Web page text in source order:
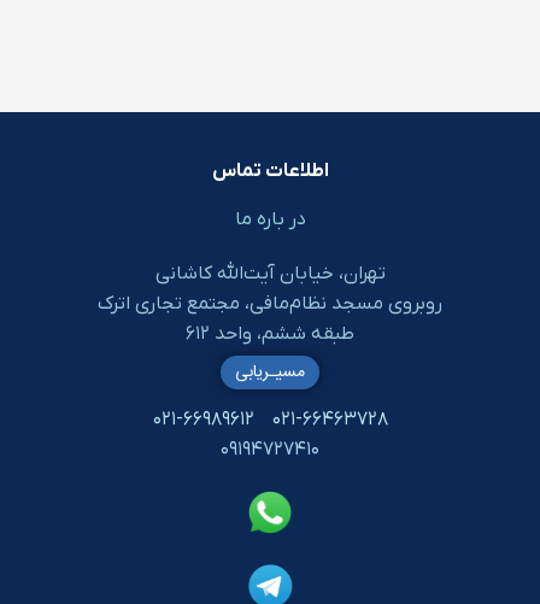
اطلاعات تماس
در باره ما
تهران، خیابان آیت‌الله کاشانی
روبروی مسجد نظام‌مافی، مجتمع تجاری اترک
طبقه ششم، واحد ۶۱۲
۰۲۱-۶۶۴۶۳۷۲۸
۰۲۱-۶۶۹۸۹۶۱۲
۰۹۱۹۴۷۲۷۴۱۰
مسیـریابی